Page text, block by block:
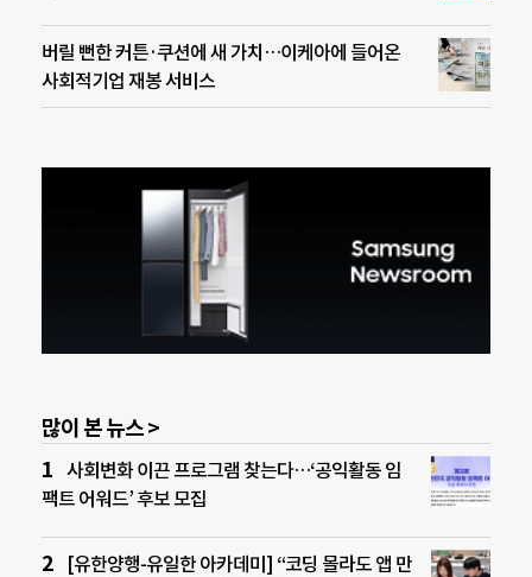
버릴 뻔한 커튼·쿠션에 새 가치…이케아에 들어온
사회적기업 재봉 서비스
많이 본 뉴스 >
사회변화 이끈 프로그램 찾는다…‘공익활동 임
팩트 어워드’ 후보 모집
[유한양행-유일한 아카데미] “코딩 몰라도 앱 만